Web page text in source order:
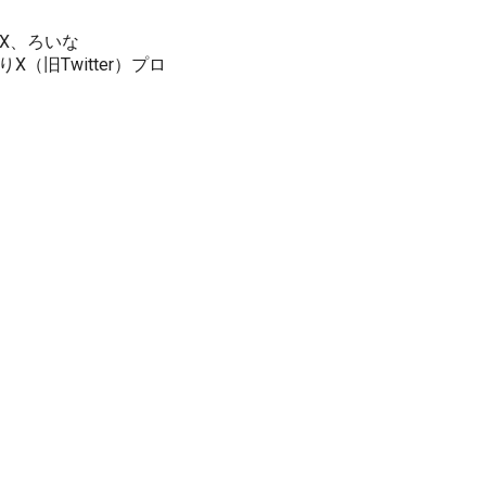
、ろいな
X（旧Twitter）プロ